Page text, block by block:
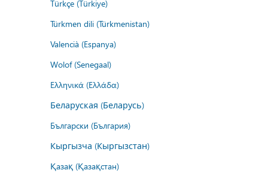
Türkçe (Türkiye)
Türkmen dili (Türkmenistan)
Valencià (Espanya)
Wolof (Senegaal)
Ελληνικά (Ελλάδα)
Беларуская (Беларусь)
Български (България)
Кыргызча (Кыргызстан)
Қазақ (Қазақстан)